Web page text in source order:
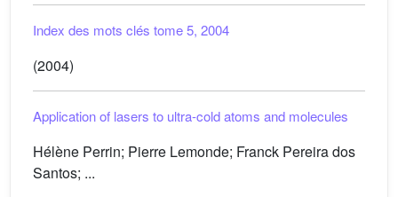
Index des mots clés tome 5, 2004
(2004)
Application of lasers to ultra-cold atoms and molecules
Hélène Perrin; Pierre Lemonde; Franck Pereira dos
Santos; ...